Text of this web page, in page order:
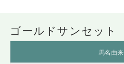
ゴールドサンセット
馬名由来